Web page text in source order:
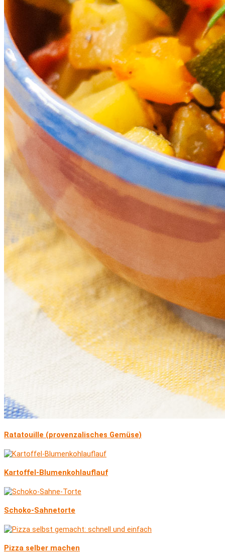
Ratatouille (provenzalisches Gemüse)
Kartoffel-Blumenkohlauflauf
Schoko-Sahnetorte
Pizza selber machen